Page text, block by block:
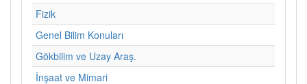
Fizik
Genel Bilim Konuları
Gökbilim ve Uzay Araş.
İnşaat ve Mimari